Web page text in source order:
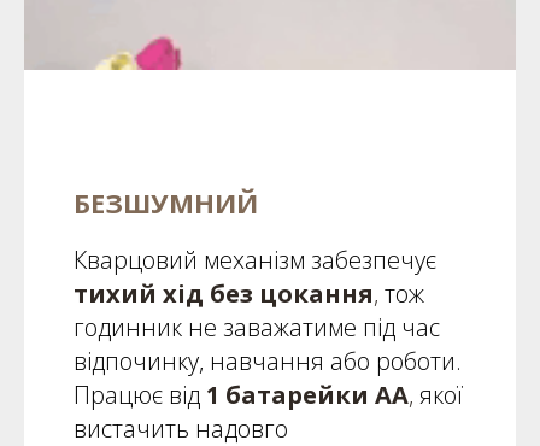
БЕЗШУМНИЙ
Кварцовий механізм забезпечує
тихий хід без цокання, тож
годинник не заважатиме під час
відпочинку, навчання або роботи.
Працює від 1 батарейки АА, якої
вистачить надовго